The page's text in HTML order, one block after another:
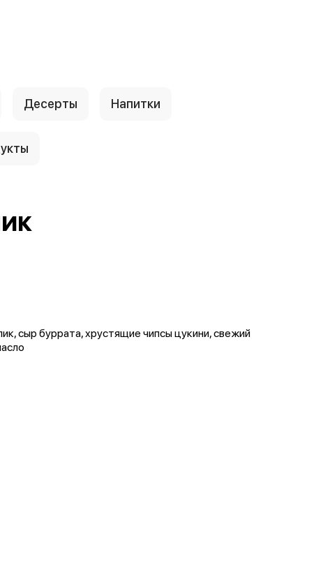
Десерты Напитки
сыр буррата, хрустящие чипсы цукини, свежий